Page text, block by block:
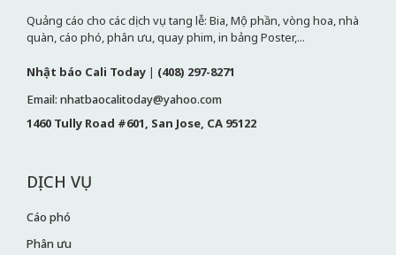
Quảng cáo cho các dịch vụ tang lễ: Bia, Mộ phần, vòng hoa, nhà
quàn, cáo phó, phân ưu, quay phim, in bảng Poster,...
Nhật báo Cali Today | (408) 297-8271
Email: nhatbaocalitoday@yahoo.com
1460 Tully Road #601, San Jose, CA 95122
DỊCH VỤ
Cáo phó
Phân ưu